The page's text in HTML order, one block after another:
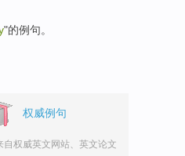
"的例句。
权威例句
自权威英文网站、英文论文